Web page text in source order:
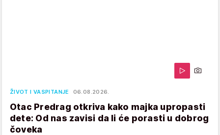
ŽIVOT I VASPITANJE 06.08.2026.
Otac Predrag otkriva kako majka upropasti
dete: Od nas zavisi da li će porasti u dobrog
čoveka